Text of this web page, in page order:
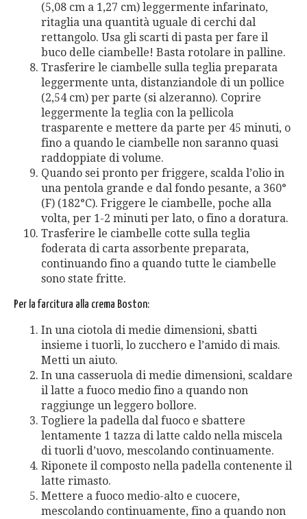
(5,08 cm a 1,27 cm) leggermente infarinato,
ritaglia una quantità uguale di cerchi dal
rettangolo. Usa gli scarti di pasta per fare il
buco delle ciambelle! Basta rotolare in palline.
Trasferire le ciambelle sulla teglia preparata
leggermente unta, distanziandole di un pollice
(2,54 cm) per parte (si alzeranno). Coprire
leggermente la teglia con la pellicola
trasparente e mettere da parte per 45 minuti, o
fino a quando le ciambelle non saranno quasi
raddoppiate di volume.
Quando sei pronto per friggere, scalda l’olio in
una pentola grande e dal fondo pesante, a 360°
(F) (182°C). Friggere le ciambelle, poche alla
volta, per 1-2 minuti per lato, o fino a doratura.
Trasferire le ciambelle cotte sulla teglia
foderata di carta assorbente preparata,
continuando fino a quando tutte le ciambelle
sono state fritte.
Per la farcitura alla crema Boston:
In una ciotola di medie dimensioni, sbatti
insieme i tuorli, lo zucchero e l’amido di mais.
Metti un aiuto.
In una casseruola di medie dimensioni, scaldare
il latte a fuoco medio fino a quando non
raggiunge un leggero bollore.
Togliere la padella dal fuoco e sbattere
lentamente 1 tazza di latte caldo nella miscela
di tuorli d’uovo, mescolando continuamente.
Riponete il composto nella padella contenente il
latte rimasto.
Mettere a fuoco medio-alto e cuocere,
mescolando continuamente, fino a quando non